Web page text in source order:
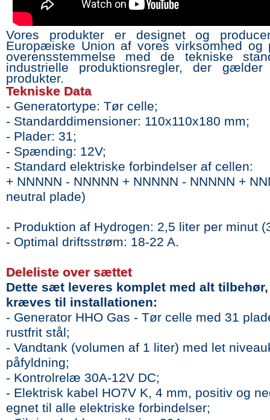
Vores produkter er designet og
Europæiske Union af vores virksomhed og
overensstemmelse med de tekniske
industrielle produktionsregler, der
produkter.
Tekniske Data
- Generatortype: Tør celle;
- Standarddimensioner: 110x110x180 mm;
- Plader: 31;
- Spænding: 12V;
- Standard elektriske forbindelser af cellen:
+ NNNNN - NNNNN + NNNNN - NNNNN +
neutral plade)
- Produktion af Hydrogen: 2,5 liter per minut
- Optimal driftsstrøm: 18-22 A.
Deleliste over sættet
Dette sæt leveres komplet med alt
kræves til installationen:
- Generator HHO Gas - Tør celle med 31
rustfrit stål;
- Vandtank (volumen af 1 liter) med let
påfyldning;
- Kontrolrelæ 30A-12V DC;
- Elektrisk kabel HO7V K, 4 mm, positiv og
egnet til alle elektriske forbindelser;